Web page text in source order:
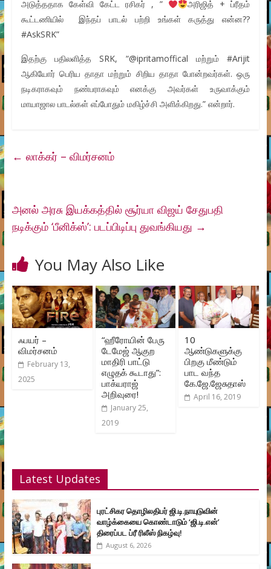
அடுத்ததாக கேள்வி கேட்ட ரசிகர் , ”
அரிஜித் + ப்ரீதம்
கூட்டணியில் இந்தப் பாடல் பற்றி உங்கள் கருத்து என்ன??
#AskSRK”
இதற்கு பதிலளித்த SRK, “@ipritamoffical மற்றும் #Arijit
ஆகியோர் பெரிய தாதா மற்றும் சிறிய தாதா போன்றவர்கள். ஒரு
நடிகராகவும் நண்பராகவும் எனக்கு அவர்கள் உருவாக்கும்
மாயாஜால பாடல்கள் எப்போதும் மகிழ்ச்சி அளிக்கிறது.” என்றார்.
← லாக்கர் – விமர்சனம்
அனல் அரசு இயக்கத்தில் சூர்யா விஜய் சேதுபதி
நடிக்கும் ‘பீனிக்ஸ்’: படப்பிடிப்பு துவங்கியது →
You May Also Like
ஃபயர் –
விமர்சனம்
February 13,
2025
“ஹீரோயின் பேரு
டேமேஜ் ஆகுற
மாதிரி பாட்டு
எழுதக் கூடாது”:
பாக்யராஜ்
அறிவுரை!
January 25,
2019
10
ஆண்டுகளுக்கு
பிறகு மீண்டும்
பாட வந்த
கே.ஜே.ஜேசுதாஸ்
April 16, 2019
Latest Updates
புரட்சிகர தொழிலதிபர் ஜி.டி.நாயுடுவின்
வாழ்க்கையை கொண்டாடும் ‘ஜி.டி.என்’
திரைப்பட ப்ரீ ரிலீஸ் நிகழ்வு!
August 6, 2026